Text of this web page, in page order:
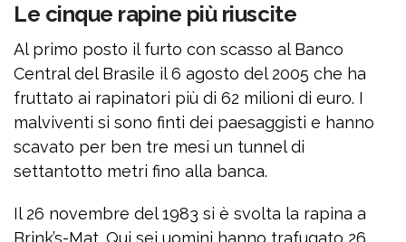
Le cinque rapine più riuscite
Al primo posto il furto con scasso al Banco
Central del Brasile il 6 agosto del 2005 che ha
fruttato ai rapinatori più di 62 milioni di euro. I
malviventi si sono finti dei paesaggisti e hanno
scavato per ben tre mesi un tunnel di
settantotto metri fino alla banca.
Il 26 novembre del 1983 si è svolta la rapina a
Brink’s-Mat. Qui sei uomini hanno trafugato 26